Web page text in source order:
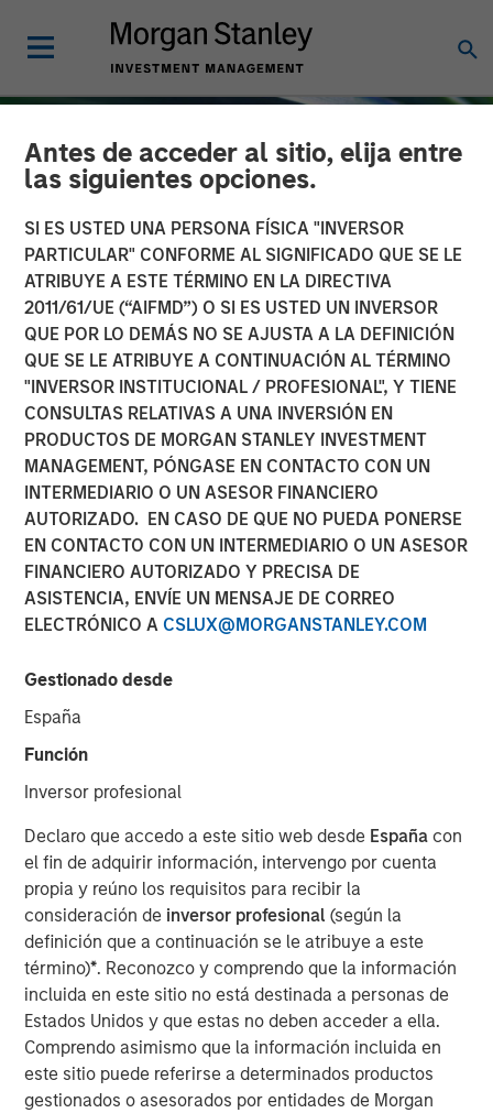
Antes de acceder al sitio, elija entre
las siguientes opciones.
SI ES USTED UNA PERSONA FÍSICA "INVERSOR
PARTICULAR" CONFORME AL SIGNIFICADO QUE SE LE
ATRIBUYE A ESTE TÉRMINO EN LA DIRECTIVA
2011/61/UE (“AIFMD”) O SI ES USTED UN INVERSOR
QUE POR LO DEMÁS NO SE AJUSTA A LA DEFINICIÓN
QUE SE LE ATRIBUYE A CONTINUACIÓN AL TÉRMINO
"INVERSOR INSTITUCIONAL / PROFESIONAL", Y TIENE
CONSULTAS RELATIVAS A UNA INVERSIÓN EN
PRODUCTOS DE MORGAN STANLEY INVESTMENT
MANAGEMENT, PÓNGASE EN CONTACTO CON UN
INTERMEDIARIO O UN ASESOR FINANCIERO
AUTORIZADO. EN CASO DE QUE NO PUEDA PONERSE
EN CONTACTO CON UN INTERMEDIARIO O UN ASESOR
FINANCIERO AUTORIZADO Y PRECISA DE
ASISTENCIA, ENVÍE UN MENSAJE DE CORREO
ELECTRÓNICO A CSLUX@MORGANSTANLEY.COM
Gestionado desde
España
Función
Inversor profesional
Declaro que accedo a este sitio web desde España con
el fin de adquirir información, intervengo por cuenta
propia y reúno los requisitos para recibir la
consideración de inversor profesional(según la
definición que a continuación se le atribuye a este
término)*. Reconozco y comprendo que la información
incluida en este sitio no está destinada a personas de
Estados Unidos y que estas no deben acceder a ella.
Comprendo asimismo que la información incluida en
este sitio puede referirse a determinados productos
gestionados o asesorados por entidades de Morgan
INSIGHTS
Emerging Markets Equity
Annual Stewardship
Report 2025
14 NOVIEMBRE 2025
The Author
Eric Carlson
Over the 18-month period to June 30, 2025, we
maintained our commitment to active proxy voting and
addressing sustainability issues across emerging
markets, to engage with management teams of our
portfolio companies. Our focus remained on material
issues, such as governance, decarbonization and
working conditions and gender diversity. Governance
engagements increased significantly, with a focus on
board independence and executive compensation.